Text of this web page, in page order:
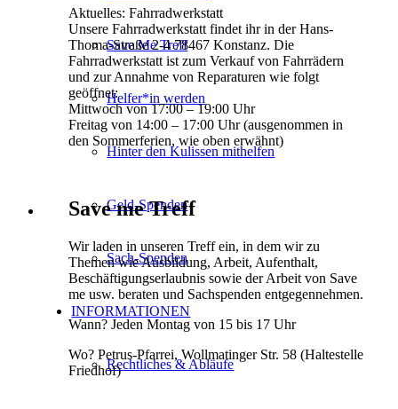
Save Me Treff
Helfer*in werden
Hinter den Kulissen mithelfen
Geld-Spenden
Sach-Spenden
INFORMATIONEN
Rechtliches & Abläufe
Aktuelles: Fahrradwerkstatt
Unsere Fahrradwerkstatt findet ihr in der Hans-
Thoma-Straße 2-4 78467 Konstanz. Die
Fahrradwerkstatt ist zum Verkauf von Fahrrädern
und zur Annahme von Reparaturen wie folgt
geöffnet:
Mittwoch von 17:00 – 19:00 Uhr
Freitag von 14:00 – 17:00 Uhr (ausgenommen in
den Sommerferien, wie oben erwähnt)
Save me Treff
Wir laden in unseren Treff ein, in dem wir zu
Themen wie Ausbildung, Arbeit, Aufenthalt,
Beschäftigungserlaubnis sowie der Arbeit von Save
me usw. beraten und Sachspenden entgegennehmen.
Wann? Jeden Montag von 15 bis 17 Uhr
Wo? Petrus-Pfarrei, Wollmatinger Str. 58 (Haltestelle
Friedhof)